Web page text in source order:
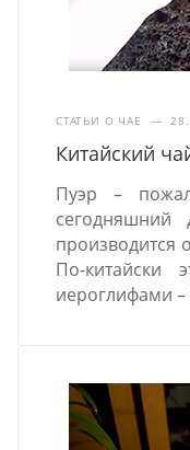
СТАТЬИ О ЧАЕ —
Китайский
Пуэр –
сегодняшний
производится
По-китайски
иероглифами –